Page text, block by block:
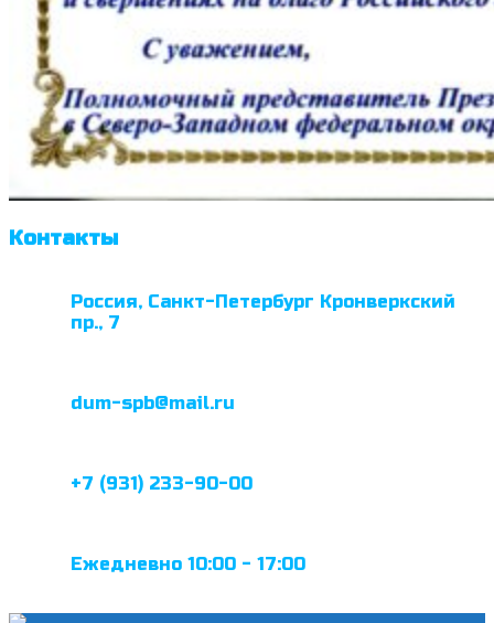
Контакты
Россия, Санкт-Петербург Кронверкский
пр., 7
dum-spb@mail.ru
+7 (931) 233-90-00
Ежедневно 10:00 - 17:00